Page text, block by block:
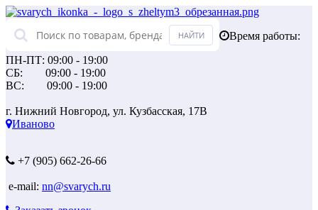
Время работы:
ПН-ПТ: 09:00 - 19:00
СБ: 09:00 - 19:00
ВС: 09:00 - 19:00
г. Нижний Новгород, ул. Кузбасская, 17В
Иваново
+7 (905) 662-26-66
e-mail: nn@svarych.ru